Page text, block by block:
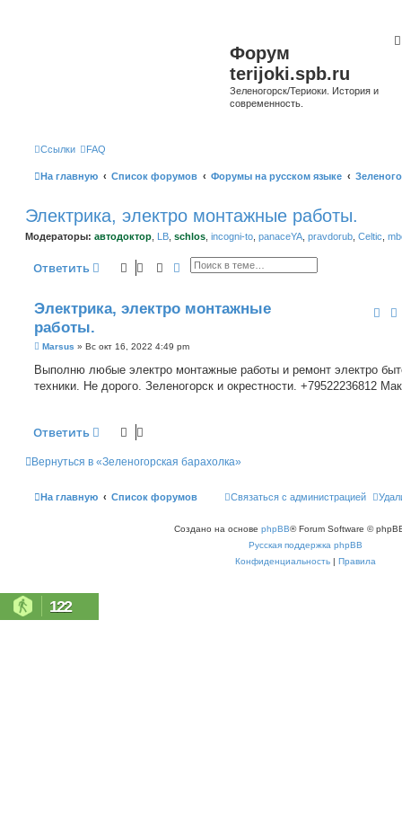
Форум
terijoki.spb.ru
Зеленогорск/Териоки. История и
современность.
Ссылки FAQ
На главную Список форумов Форумы на русском языке
Электрика, электро монтажные работы.
Модераторы: автодоктор LB schlos incogni-to panaceYA pravdorub Celtic
Ответить ПоискРасширенный поиск
Электрика, электро монтажные
работы.
С
о
щ
е
Marsus » Вс окт 16, 2022 4:49 pm
Выполню любые электро монтажные работы и ремонт электро
техники. Не дорого. Зеленогорск и окрестности. +79522236812
Ответить
Вернуться в «Зеленогорская барахолка»
На главную Список форумов Связаться с администрацией
Создано на основе phpBB® Forum Software ©
Русская поддержка phpBB
Конфиденциальность | Правила
122